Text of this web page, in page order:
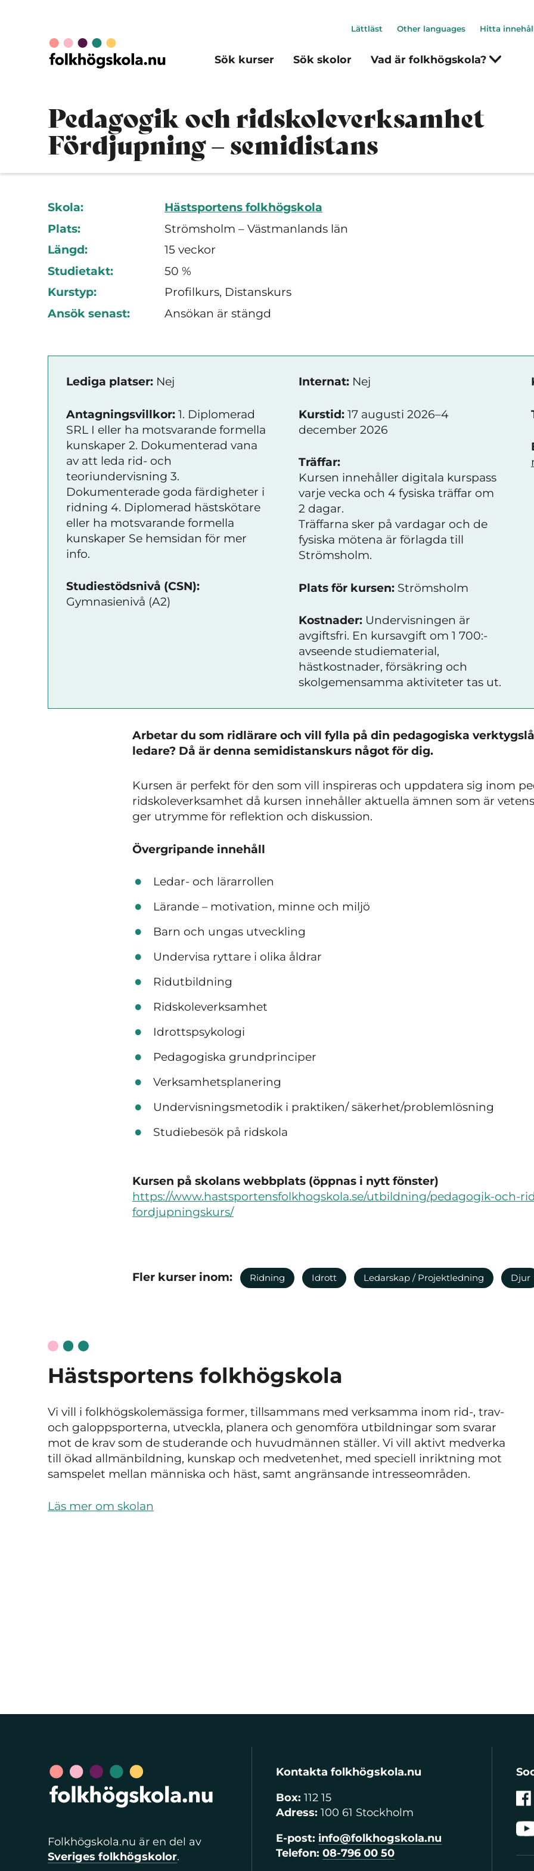
Sök kurser Sök skolor Vad är folkhögskola?
Lättläst Other languages Hitta
Pedagogik och ridskoleverksamhet
Fördjupning – semidistans
Skola:
Hästsportens folkhögskola
Plats:
Strömsholm – Västmanlands län
Längd:
15 veckor
Studietakt:
50 %
Kurstyp:
Profilkurs, Distanskurs
Ansök senast:
Ansökan är stängd
Lediga platser: Nej
Antagningsvillkor: 1. Diplomerad
SRL I eller ha motsvarande formella
kunskaper 2. Dokumenterad vana
av att leda rid- och
teoriundervisning 3.
Dokumenterade goda färdigheter i
ridning 4. Diplomerad hästskötare
eller ha motsvarande formella
kunskaper Se hemsidan för mer
info.
Studiestödsnivå (CSN):
Gymnasienivå (A2)
Internat: Nej
Kurstid: 17 augusti 2026–4
december 2026
Träffar:
Kursen innehåller digitala kurspass
varje vecka och 4 fysiska träffar om
2 dagar.
Träffarna sker på vardagar och de
fysiska mötena är förlagda till
Strömsholm.
Plats för kursen: Strömsholm
Kostnader: Undervisningen är
avgiftsfri. En kursavgift om 1 700:-
avseende studiematerial,
hästkostnader, försäkring och
skolgemensamma aktiviteter tas ut.
Arbetar du som ridlärare och vill fylla på din pedagogiska
ledare? Då är denna semidistanskurs något för dig.
Kursen är perfekt för den som vill inspireras och uppdatera sig inom
ridskoleverksamhet då kursen innehåller aktuella ämnen som är
ger utrymme för reflektion och diskussion.
Övergripande innehåll
Ledar- och lärarrollen
Lärande – motivation, minne och miljö
Barn och ungas utveckling
Undervisa ryttare i olika åldrar
Ridutbildning
Ridskoleverksamhet
Idrottspsykologi
Pedagogiska grundprinciper
Verksamhetsplanering
Undervisningsmetodik i praktiken/ säkerhet/problemlösning
Studiebesök på ridskola
Kursen på skolans webbplats (öppnas i nytt fönster)
https://www.hastsportensfolkhogskola.se/utbildning/pedagogik-och-
fordjupningskurs/
Fler kurser inom: Ridning Idrott Ledarskap / Projektledning Djur
Hästsportens folkhögskola
Vi vill i folkhögskolemässiga former, tillsammans med verksamma inom rid-, trav-
och galoppsporterna, utveckla, planera och genomföra utbildningar som svarar
mot de krav som de studerande och huvudmännen ställer. Vi vill aktivt medverka
till ökad allmänbildning, kunskap och medvetenhet, med speciell inriktning mot
samspelet mellan människa och häst, samt angränsande intresseområden.
Läs mer om skolan
Folkhögskola.nu är en del av
Sveriges folkhögskolor.
Kontakta folkhögskola.nu
Box:112 15
Adress: 100 61 Stockholm
E-post: info@folkhogskola.nu
Telefon: 08-796 00 50